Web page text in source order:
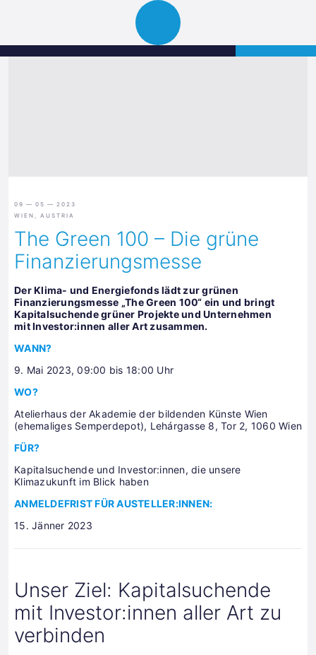
Graz
Open
09 — 05 — 2023
WIEN, AUSTRIA
The Green 100 – Die grüne
Finanzierungsmesse
Der Klima- und Energiefonds lädt zur grünen
Finanzierungsmesse „The Green 100“ ein und bringt
Kapitalsuchende grüner Projekte und Unternehmen
mit Investor:innen aller Art zusammen.
WANN?
9. Mai 2023, 09:00 bis 18:00 Uhr
WO?
Atelierhaus der Akademie der bildenden Künste Wien
(ehemaliges Semperdepot), Lehárgasse 8, Tor 2, 1060 Wien
FÜR?
Kapitalsuchende und Investor:innen, die unsere
Klimazukunft im Blick haben
ANMELDEFRIST FÜR AUSTELLER:INNEN:
15. Jänner 2023
Unser Ziel: Kapitalsuchende
mit Investor:innen aller Art zu
verbinden